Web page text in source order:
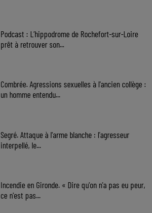
Podcast : L’hippodrome de Rochefort-sur-Loire
prêt à retrouver son...
Combrée. Agressions sexuelles à l'ancien collège :
un homme entendu...
Segré. Attaque à l'arme blanche : l'agresseur
interpellé, le...
Incendie en Gironde. « Dire qu'on n'a pas eu peur,
ce n'est pas...